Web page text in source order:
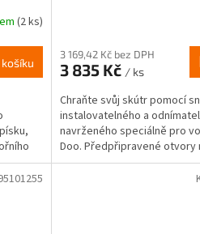
(2 ks)
3 169,42 Kč bez DPH
3 835 Kč / ks
Chraňte svůj skútr pomocí
instalovatelného a
navrženého speciálně pro
Doo. Předpřipravené otvory
Spark zajišťují ideální...